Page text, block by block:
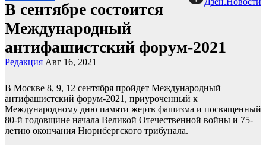
В сентябре состоится
Международный
антифашистский форум-2021
Редакция Авг 16, 2021
В Москве 8, 9, 12 сентября пройдет Международный
антифашистский форум-2021, приуроченный к
Международному дню памяти жертв фашизма и посвященный
80-й годовщине начала Великой Отечественной войны и 75-
летию окончания Нюрнбергского трибунала.